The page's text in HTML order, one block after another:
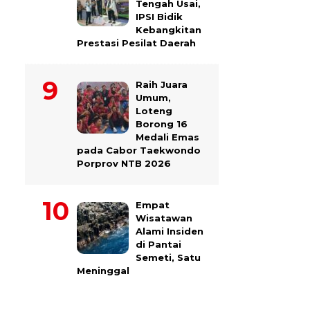
Tengah Usai,
IPSI Bidik
Kebangkitan
Prestasi Pesilat Daerah
Raih Juara
Umum,
Loteng
Borong 16
Medali Emas
pada Cabor Taekwondo
Porprov NTB 2026
Empat
Wisatawan
Alami Insiden
di Pantai
Semeti, Satu
Meninggal